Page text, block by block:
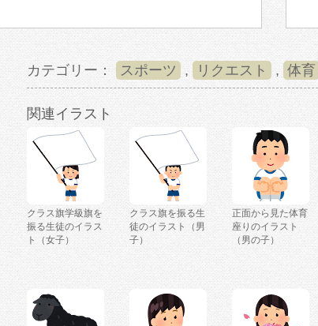
カテゴリー： スポーツ , リクエスト , 体育
関連イラスト
クラス旗学級旗を
振る生徒のイラス
ト（女子）
クラス旗を振る生
徒のイラスト（男
子）
正面から見た体育
座りのイラスト
（男の子）